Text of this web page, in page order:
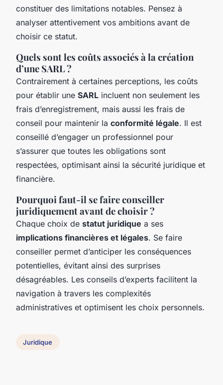
constituer des limitations notables. Pensez à
analyser attentivement vos ambitions avant de
choisir ce statut.
Quels sont les coûts associés à la création
d’une SARL ?
Contrairement à certaines perceptions, les coûts
pour établir une SARL incluent non seulement les
frais d’enregistrement, mais aussi les frais de
conseil pour maintenir la conformité légale. Il est
conseillé d’engager un professionnel pour
s’assurer que toutes les obligations sont
respectées, optimisant ainsi la sécurité juridique et
financière.
Pourquoi faut-il se faire conseiller
juridiquement avant de choisir ?
Chaque choix de statut juridique a ses
implications financières et légales. Se faire
conseiller permet d’anticiper les conséquences
potentielles, évitant ainsi des surprises
désagréables. Les conseils d’experts facilitent la
navigation à travers les complexités
administratives et optimisent les choix personnels.
Juridique